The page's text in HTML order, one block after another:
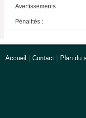
Avertissements :
Pénalités :
Accueil Contact Plan du